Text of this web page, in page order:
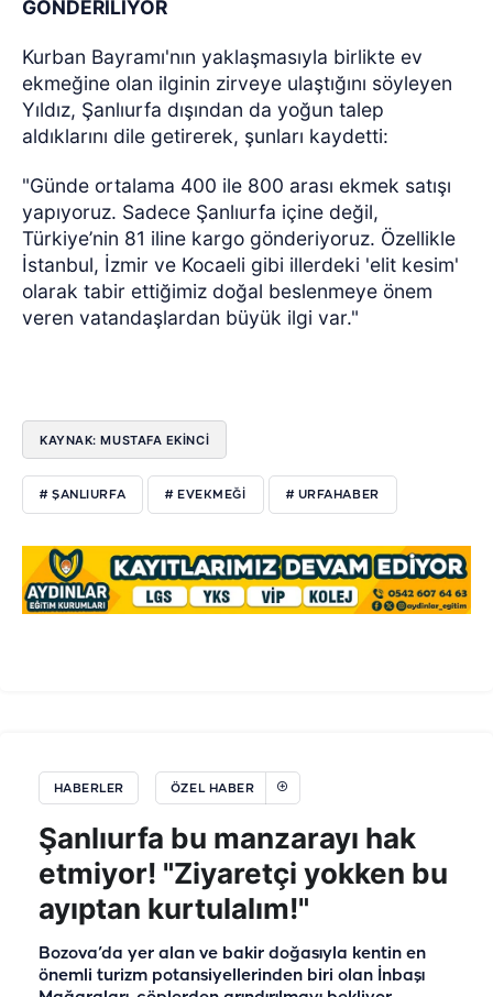
GÖNDERİLİYOR
Kurban Bayramı'nın yaklaşmasıyla birlikte ev
ekmeğine olan ilginin zirveye ulaştığını söyleyen
Yıldız, Şanlıurfa dışından da yoğun talep
aldıklarını dile getirerek, şunları kaydetti:
"Günde ortalama 400 ile 800 arası ekmek satışı
yapıyoruz. Sadece Şanlıurfa içine değil,
Türkiye’nin 81 iline kargo gönderiyoruz. Özellikle
İstanbul, İzmir ve Kocaeli gibi illerdeki 'elit kesim'
olarak tabir ettiğimiz doğal beslenmeye önem
veren vatandaşlardan büyük ilgi var."
KAYNAK: MUSTAFA EKİNCİ
# ŞANLIURFA # EVEKMEĞI # URFAHABER
HABERLER ÖZEL HABER
Şanlıurfa bu manzarayı hak
etmiyor! "Ziyaretçi yokken bu
ayıptan kurtulalım!"
Bozova’da yer alan ve bakir doğasıyla kentin en
önemli turizm potansiyellerinden biri olan İnbaşı